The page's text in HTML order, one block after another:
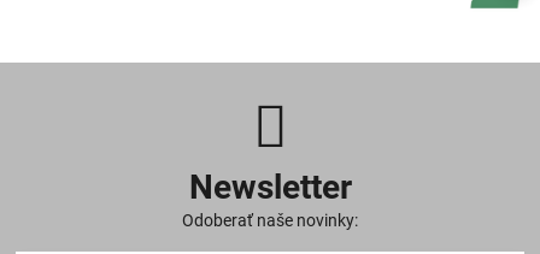
Newsletter
Odoberať naše novinky: